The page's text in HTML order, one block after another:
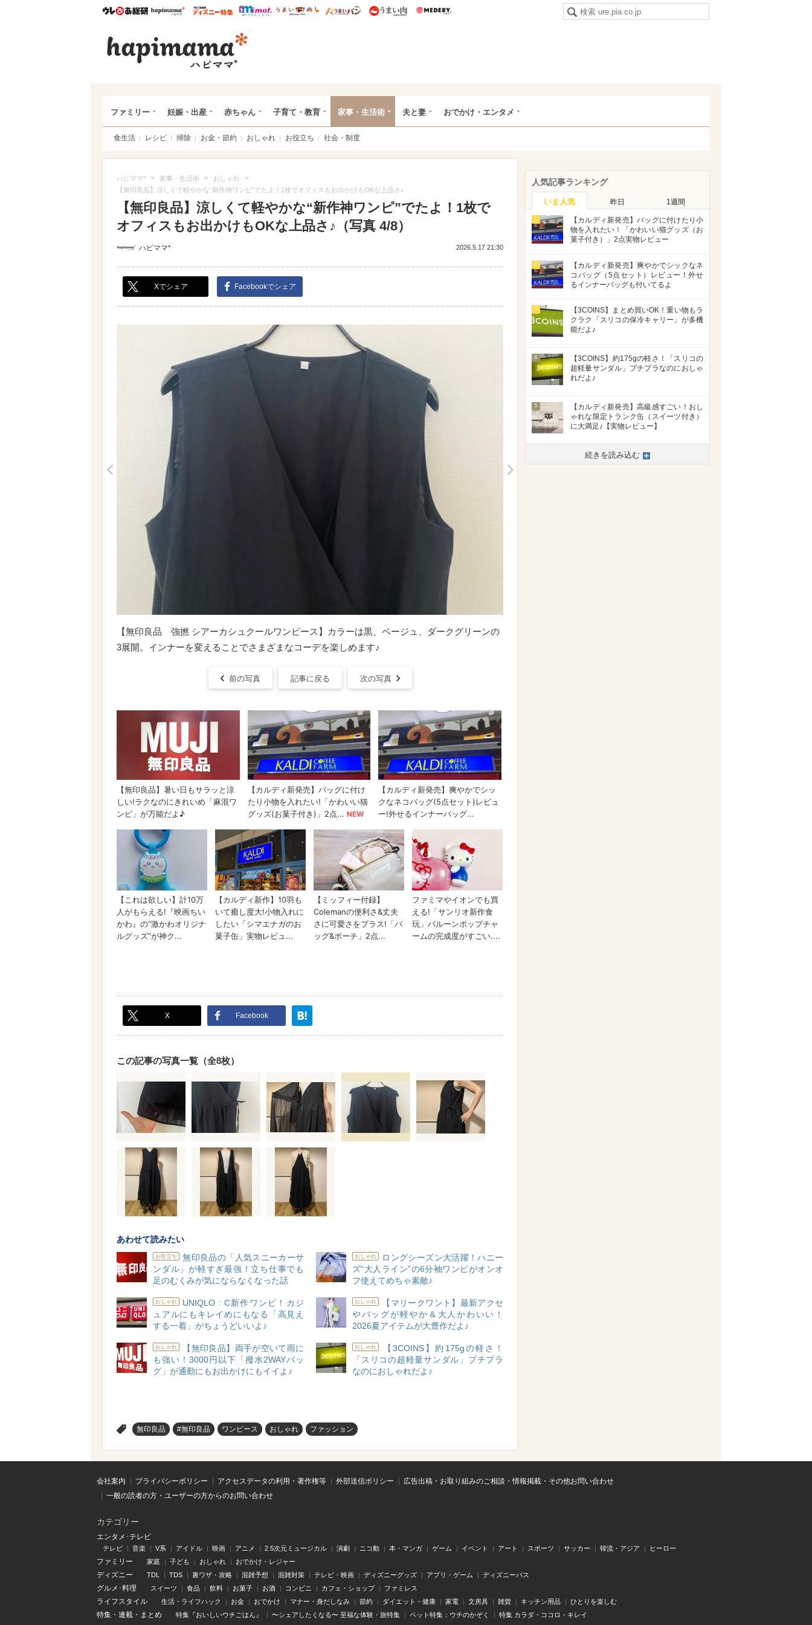
ウレぴあ総研ハピママ* ウレぴあ総研 ディズニー特集
mimot. うまいめし うまいパン うまい肉
ファミリー 妊娠・出産 赤ちゃん 子育て・教育 家事・生活術 夫と妻 おでかけ・エンタメ
食生活 レシピ 掃除 お金・節約 おしゃれ お役立ち 社会・制度
ハピママ* > 家事・生活術 > おしゃれ >
【無印良品】涼しくて軽やかな“新作神ワンピ”でたよ！1枚でオフィスもお出かけもOKな上品さ♪
【無印良品】涼しくて軽やかな“新作神ワンピ”でたよ！1枚で
オフィスもお出かけもOKな上品さ♪（写真 4/8）
ハピママ* 2026.5.17 21:30
Xでシェア Facebookでシェア
【無印良品 強撚 シアーカシュクールワンピース】カラーは黒、ベージュ、ダークグリーンの
3展開。インナーを変えることでさまざまなコーデを楽しめます♪
前の写真 記事に戻る 次の写真
X Facebook
この記事の写真一覧（全8枚）
あわせて読みたい
お役立ち
無印良品の「人気スニーカーサ
ンダル」が軽すぎ最強！立ち仕事でも
足のむくみが気にならなくなった話
おしゃれ
ロングシーズン大活躍！ハニー
ズ“大人ライン”の6分袖ワンピがオンオ
フ使えてめちゃ素敵♪
おしゃれ
UNIQLO : C新作ワンピ！カジ
ュアルにもキレイめにもなる「高見え
する一着」がちょうどいいよ♪
おしゃれ
【マリークワント】最新アクセ
やバッグが軽やか＆大人かわいい！
2026夏アイテムが大豊作だよ♪
おしゃれ
【無印良品】両手が空いて雨に
も強い！3000円以下「撥水2WAYバッ
グ」が通勤にもお出かけにもイイよ♪
おしゃれ
【3COINS】約175gの軽さ！
「スリコの超軽量サンダル」プチプラ
なのにおしゃれだよ♪
無印良品 #無印良品 ワンピース おしゃれ ファッション
人気記事ランキング
いま人気 昨日 1週間
1
【カルディ新発売】バッグに付けたり小
物を入れたい！「かわいい猫グッズ（お
菓子付き）」2点実物レビュー
2
【カルディ新発売】爽やかでシックなネ
コバッグ（5点セット）レビュー！外せ
るインナーバッグも付いてるよ
3
【3COINS】まとめ買いOK！重い物もラ
クラク「スリコの保冷キャリー」が多機
能だよ♪
4
【3COINS】約175gの軽さ！「スリコの
超軽量サンダル」プチプラなのにおしゃ
れだよ♪
5
【カルディ新発売】高級感すごい！おし
ゃれな限定トランク缶（スイーツ付き）
に大満足♪【実物レビュー】
続きを読み込む
会社案内 プライバシーポリシー アクセスデータの利用・著作権等 外部送信ポリシー
広告出稿・お取り組みのご相談・情報掲載・その他お問い合わせ
一般の読者の方・ユーザーの方からのお問い合わせ
カテゴリー
エンタメ･テレビ
テレビ 音楽 V系 アイドル 映画 アニメ 2.5次元ミュージカル 演劇 ニコ動 本・マンガ ゲーム イベント アート スポーツ サッカー 韓流・アジア ヒーロー
ファミリー 家庭 子ども おしゃれ おでかけ・レジャー
ディズニー TDL TDS 裏ワザ・攻略 混雑予想 混雑対策 テレビ・映画 ディズニーグッズ アプリ・ゲーム ディズニーパス
グルメ･料理 スイーツ 食品 飲料 お菓子 お酒 コンビニ カフェ・ショップ ファミレス
ライフスタイル 生活・ライフハック お金 おでかけ マナー・身だしなみ 節約 ダイエット・健康 家電 文房具 雑貨 キッチン用品 ひとりを楽しむ
特集 ・ 連載 ・ まとめ 特集『おいしいウチごはん』 〜シェアしたくなる〜 至福な体験・旅特集 ペット特集：ウチのかぞく 特集 カラダ・ココロ・キレイ